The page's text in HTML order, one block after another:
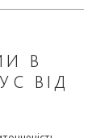
В
ВІД